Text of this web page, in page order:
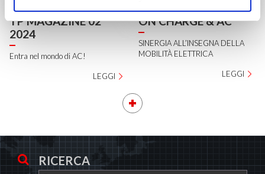
TP MAGAZINE 02
2024
Entra nel mondo di AC!
LEGGI
ON CHARGE & AC
SINERGIA ALL’INSEGNA DELLA
MOBILITÀ ELETTRICA
LEGGI
RICERCA